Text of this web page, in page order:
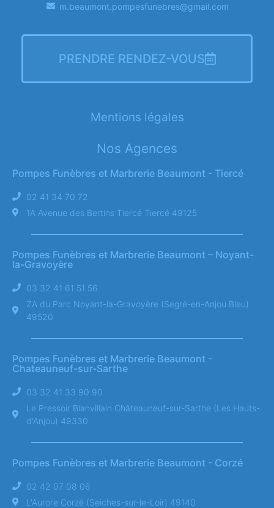
m.beaumont.pompesfunebres@gmail.com
PRENDRE RENDEZ-VOUS
Mentions légales
Nos Agences
Pompes Funèbres et Marbrerie Beaumont - Tiercé
02 41 34 70 72
1A Avenue des Bertins Tiercé Tiercé 49125
Pompes Funèbres et Marbrerie Beaumont – Noyant-
la-Gravoyère
03 32 41 61 51 56
ZA du Parc Noyant-la-Gravoyère (Segré-en-Anjou Bleu)
49520
Pompes Funèbres et Marbrerie Beaumont -
Chateauneuf-sur-Sarthe
03 32 41 33 90 90
Le Pressoir Blanvillain Châteauneuf-sur-Sarthe (Les Hauts-
d'Anjou) 49330
Pompes Funèbres et Marbrerie Beaumont - Corzé
02 42 07 08 06
L'Aurore Corzé (Seiches-sur-le-Loir) 49140